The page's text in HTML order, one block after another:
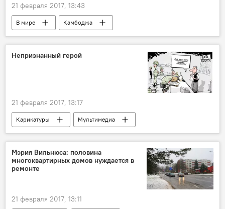
21 февраля 2017, 13:43
В мире
Камбоджа
Анджелина Джоли
жук
Непризнанный герой
21 февраля 2017, 13:17
Карикатуры Мультимедиа
Мэрия Вильнюса: половина
многоквартирных домов нуждается в
ремонте
21 февраля 2017, 13:11